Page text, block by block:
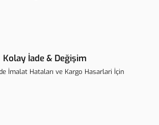
Kolay İade & Değişim
İmalat Hataları ve Kargo Hasarlari İçin